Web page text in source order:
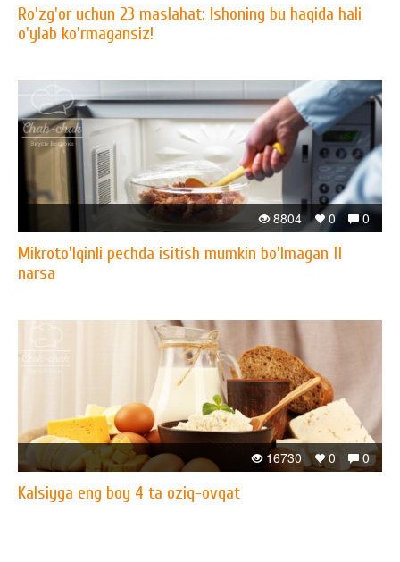
Ro'zg'or uchun 23 maslahat: Ishoning bu haqida hali
o'ylab ko'rmagansiz!
0
0
8804
Mikroto'lqinli pechda isitish mumkin bo'lmagan 11
narsa
0
0
16730
Kalsiyga eng boy 4 ta oziq-ovqat